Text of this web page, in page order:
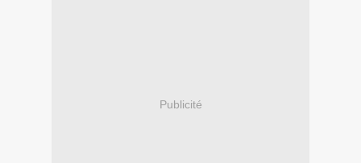
Publicité